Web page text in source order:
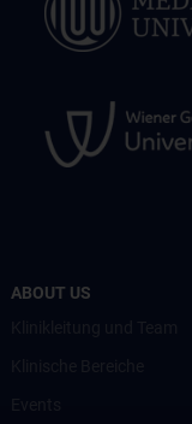
ABOUT US